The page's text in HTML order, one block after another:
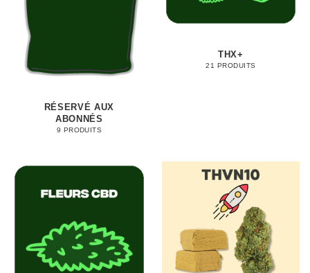
RÉSERVÉ AUX
ABONNÉS
9 PRODUITS
THX+
21 PRODUITS